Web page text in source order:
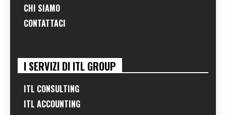
CHI SIAMO
CONTATTACI
I SERVIZI DI ITL GROUP
ITL CONSULTING
ITL ACCOUNTING